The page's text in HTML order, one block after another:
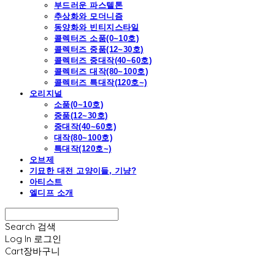
부드러운 파스텔톤
추상화와 모더니즘
동양화와 빈티지스타일
콜렉터즈 소품(0~10호)
콜렉터즈 중품(12~30호)
콜렉터즈 중대작(40~60호)
콜렉터즈 대작(80~100호)
콜렉터즈 특대작(120호~)
오리지널
소품(0~10호)
중품(12~30호)
중대작(40~60호)
대작(80~100호)
특대작(120호~)
오브제
기묘한 대전 고양이들, 기냥?
아티스트
엘디프 소개
Search 검색
Log In 로그인
Cart장바구니